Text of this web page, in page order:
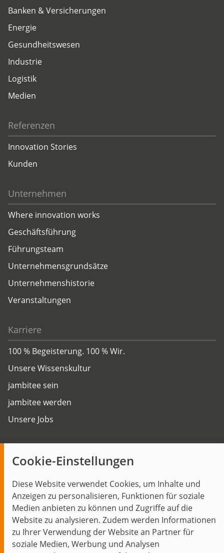
Cookie-Einstellungen
Diese Website verwendet Cookies, um Inhalte und
Anzeigen zu personalisieren, Funktionen für soziale
Medien anbieten zu können und Zugriffe auf die
Website zu analysieren. Zudem werden Informationen
zu Ihrer Verwendung der Website an Partner für
soziale Medien, Werbung und Analysen
Banken & Versicherungen
Energie
Gesundheitswesen
Industrie
Logistik
Medien
Referenzen
Innovation Stories
Kunden
Unternehmen
Where innovation works
Geschäftsführung
Führungsteam
Unternehmensgrundsätze
Unternehmenshistorie
Veranstaltungen
Karriere
100 % Begeisterung. 100 % Wir.
Unsere Wissenskultur
jambitee sein
jambitee werden
Unsere Jobs
Themen im Fokus
Events